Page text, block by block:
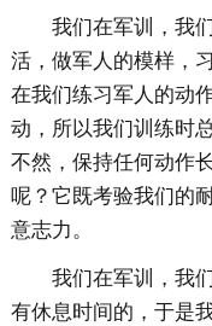
我们在军训，我
活，做军人的模样，
在我们练习军人的动
动，所以我们训练时
不然，保持任何动作
呢？它既考验我们的
意志力。
我们在军训，我
有休息时间的，于是